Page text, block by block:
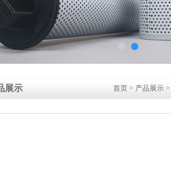
展示 首页 > 产品展示 >